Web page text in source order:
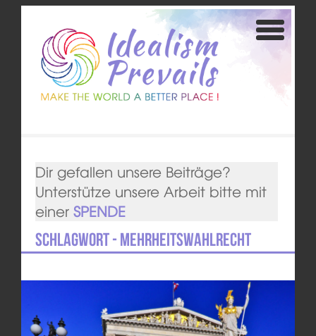
Dir gefallen unsere Beiträge?
Unterstütze unsere Arbeit bitte mit
einer SPENDE
Schlagwort - Mehrheitswahlrecht